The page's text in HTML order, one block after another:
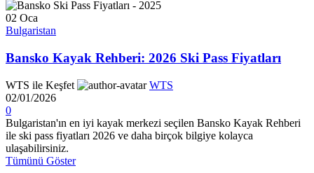
02 Oca
Bulgaristan
Bansko Kayak Rehberi: 2026 Ski Pass Fiyatları
WTS ile Keşfet
WTS
02/01/2026
0
Bulgaristan'ın en iyi kayak merkezi seçilen Bansko Kayak Rehberi
ile ski pass fiyatları 2026 ve daha birçok bilgiye kolayca
ulaşabilirsiniz.
Tümünü Göster